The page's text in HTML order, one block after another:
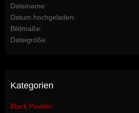
Dateiname
Datum hochgeladen
Bildmaße
Dateigröße
Kategorien
Black Powder